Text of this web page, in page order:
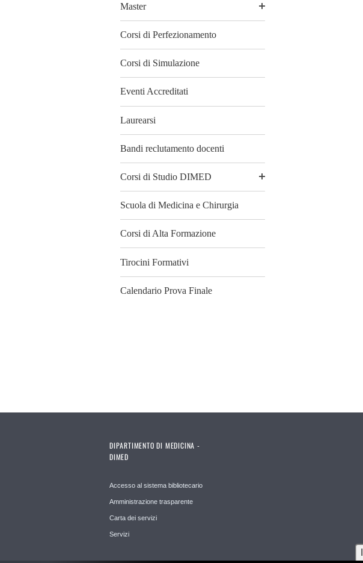
Master
Corsi di Perfezionamento
Corsi di Simulazione
Eventi Accreditati
Laurearsi
Bandi reclutamento docenti
Corsi di Studio DIMED
Scuola di Medicina e Chirurgia
Corsi di Alta Formazione
Tirocini Formativi
Calendario Prova Finale
DIPARTIMENTO DI MEDICINA -
DIMED
Accesso al sistema bibliotecario
Amministrazione trasparente
Carta dei servizi
Servizi